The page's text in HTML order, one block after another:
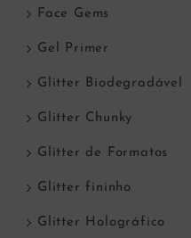
Face Gems
Gel Primer
Glitter Biodegradável
Glitter Chunky
Glitter de Formatos
Glitter fininho
Glitter Holográfico